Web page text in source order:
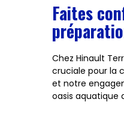
Faites
Chez Hinault
cruciale pour la
et notre
oasis aquatique